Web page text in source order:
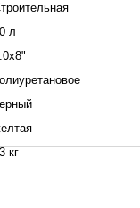
л
кг